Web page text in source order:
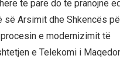
të parë do të pranojnë
Arsimit dhe Shkencës
e modernizimit të
e Telekomi i